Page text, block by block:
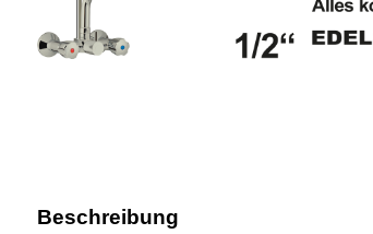
Beschreibung